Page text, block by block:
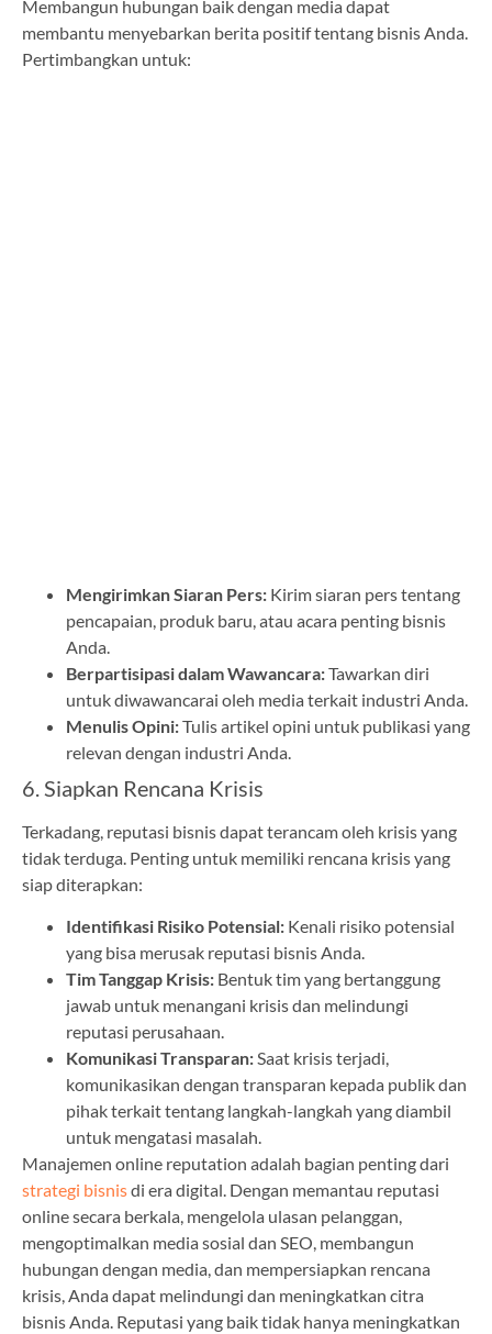
Membangun hubungan baik dengan media dapat
membantu menyebarkan berita positif tentang bisnis Anda.
Pertimbangkan untuk:
Mengirimkan Siaran Pers: Kirim siaran pers tentang
pencapaian, produk baru, atau acara penting bisnis
Anda.
Berpartisipasi dalam Wawancara:Tawarkan diri
untuk diwawancarai oleh media terkait industri Anda.
Menulis Opini:Tulis artikel opini untuk publikasi yang
relevan dengan industri Anda.
6. Siapkan Rencana Krisis
Terkadang, reputasi bisnis dapat terancam oleh krisis yang
tidak terduga. Penting untuk memiliki rencana krisis yang
siap diterapkan:
Identifikasi Risiko Potensial: Kenali risiko potensial
yang bisa merusak reputasi bisnis Anda.
Tim Tanggap Krisis: Bentuk tim yang bertanggung
jawab untuk menangani krisis dan melindungi
reputasi perusahaan.
Komunikasi Transparan:Saat krisis terjadi,
komunikasikan dengan transparan kepada publik dan
pihak terkait tentang langkah-langkah yang diambil
untuk mengatasi masalah.
Manajemen online reputation adalah bagian penting dari
strategi bisnisdi era digital. Dengan memantau reputasi
online secara berkala, mengelola ulasan pelanggan,
mengoptimalkan media sosial dan SEO, membangun
hubungan dengan media, dan mempersiapkan rencana
krisis, Anda dapat melindungi dan meningkatkan citra
bisnis Anda. Reputasi yang baik tidak hanya meningkatkan